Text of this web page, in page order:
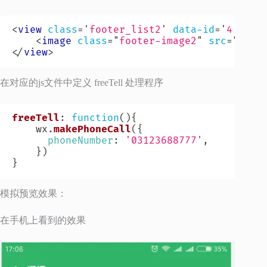
<view class= ' footer_list2 ' data-id= ' 4
<image class= "footer-image2 " src= "
</view>
在对应的js文件中定义 freeTell 处理程序
freeTell : function( ) {
    wx
.makePhoneCall( {
phoneNumber : '03123688777' ,
} )
}
模拟预览效果：
在手机上看到的效果